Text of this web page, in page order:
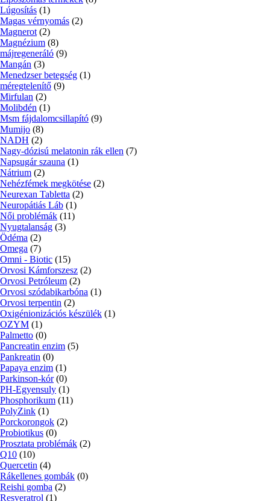
Lúgosítás (1)
Magas vérnyomás (2)
Magnerot (2)
Magnézium (8)
májregeneráló (9)
Mangán (3)
Menedzser betegség (1)
méregtelenítő (9)
Mirfulan (2)
Molibdén (1)
Msm fájdalomcsillapító (9)
Mumijo (8)
NADH (2)
Nagy-dózisú melatonin rák ellen (7)
Napsugár szauna (1)
Nátrium (2)
Nehézfémek megkötése (2)
Neurexan Tabletta (2)
Neuropátiás Láb (1)
Női problémák (11)
Nyugtalanság (3)
Ödéma (2)
Omega (7)
Omni - Biotic (15)
Orvosi Kámforszesz (2)
Orvosi Petróleum (2)
Orvosi szódabikarbóna (1)
Orvosi terpentin (2)
Oxigénionizációs készülék (1)
OZYM (1)
Palmetto (0)
Pancreatin enzim (5)
Pankreatin (0)
Papaya enzim (1)
Parkinson-kór (0)
PH-Egyensuly (1)
Phosphorikum (11)
PolyZink (1)
Porckorongok (2)
Probiotikus (0)
Prosztata problémák (2)
Q10 (10)
Quercetin (4)
Rákellenes gombák (0)
Reishi gomba (2)
Resveratrol (1)